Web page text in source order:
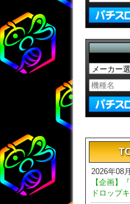
2026年08
【企画】
ドロップ